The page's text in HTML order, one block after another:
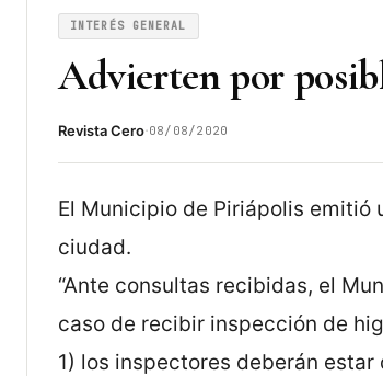
INTERÉS GENERAL
Advierten por
Revista Cero·08/08/2020
El Municipio de Piriápolis emitió
ciudad.
“Ante consultas recibidas, el
caso de recibir inspección de
1) los inspectores deberán